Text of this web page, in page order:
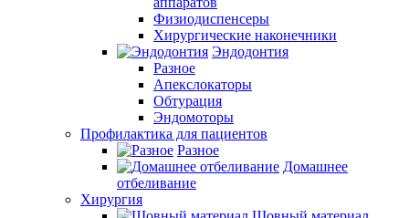
Физиодиспенсеры
Хирургические наконечники
Эндодонтия
Разное
Апекслокаторы
Обтурация
Эндомоторы
Профилактика для пациентов
Разное
Домашнее
отбеливание
Хирургия